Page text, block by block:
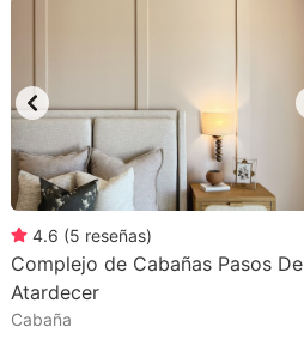
4.6 (5 reseñas)
Complejo de Cabañas Pasos
Atardecer
Cabaña